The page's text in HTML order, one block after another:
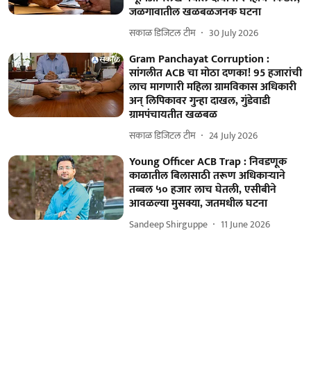
जळगावातील खळबळजनक घटना
सकाळ डिजिटल टीम 30 July 2026
Gram Panchayat Corruption :
सांगलीत ACB चा मोठा दणका! 95 हजारांची
लाच मागणारी महिला ग्रामविकास अधिकारी
अन् लिपिकावर गुन्हा दाखल, गुंडेवाडी
ग्रामपंचायतीत खळबळ
सकाळ डिजिटल टीम 24 July 2026
Young Officer ACB Trap : निवडणूक
काळातील बिलासाठी तरूण अधिकाऱ्याने
तब्बल ५० हजार लाच घेतली, एसीबीने
आवळल्या मुसक्या, जतमधील घटना
Sandeep Shirguppe 11 June 2026